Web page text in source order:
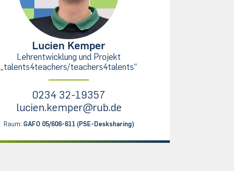
Lucien Kemper
Lehrentwicklung und Projekt
„talents4teachers/teachers4talents“
0234 32-19357
lucien.kemper@rub.de
Raum: GAFO 05/606-611 (PSE-Desksharing)